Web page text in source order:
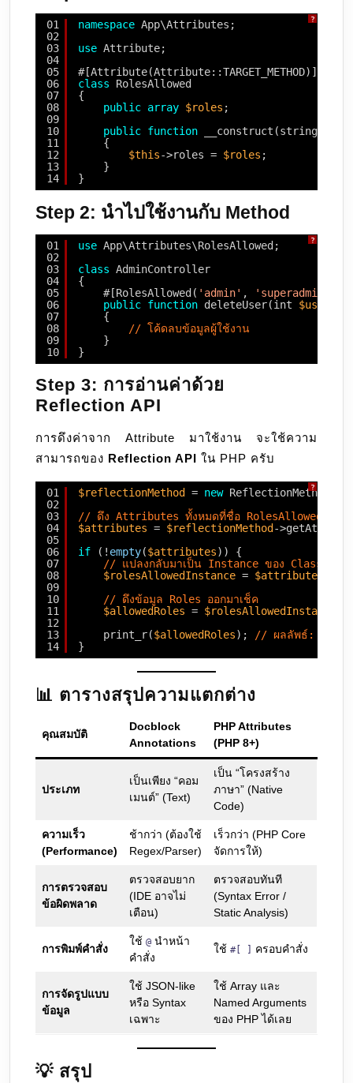
?
01
02
03
04
05
06
07
08
09
10
11
12
13
14
namespace App\Attributes;
use Attribute;
#[Attribute(Attribute::TARGET_METHOD)]
class
RolesAllowed
{
public array $roles ;
public function __construct(string ...
{
$this->roles = $roles ;
}
}
Step 2: นำไปใช้งานกับ Method
?
01
02
03
04
05
06
07
08
09
10
use App\Attributes\RolesAllowed;
class AdminController
{
#[RolesAllowed( 'admin' , 'superadmin'
public function deleteUser(int $userId
{
// โค้ดลบข้อมูลผู้ใช้งาน
}
}
Step 3: การอ่านค่าด้วย
Reflection API
การดึงค่าจาก Attribute มาใช้งาน จะใช้ความ
สามารถของ Reflection API ใน PHP ครับ
?
01
02
03
04
05
06
07
08
09
10
11
12
13
14
$reflectionMethod = new
// ดึง Attributes ทั้งหมดที่ชื่อ RolesAllowed ออก
$attributes = $reflectionMethod -
if
(! empty($attributes)) {
// แปลงกลับมาเป็น Instance ของ Class
$rolesAllowedInstance = $attributes
// ดึงข้อมูล Roles ออกมาเช็ค
$allowedRoles = $rolesAllowedInstance
print_r($allowedRoles); // ผลลัพธ์:
}
📊 ตารางสรุปความแตกต่าง
คุณสมบัติ
Docblock
Annotations
PHP Attributes
(PHP 8+)
ประเภท
เป็นเพียง “คอม
เมนต์” (Text)
เป็น “โครงสร้าง
ภาษา” (Native
Code)
ความเร็ว
(Performance)
ช้ากว่า (ต้องใช้
Regex/Parser)
เร็วกว่า (PHP Core
จัดการให้)
การตรวจสอบ
ข้อผิดพลาด
ตรวจสอบยาก
(IDE อาจไม่
เตือน)
ตรวจสอบทันที
(Syntax Error /
Static Analysis)
การพิมพ์คำสั่ง
ใช้ @ นำหน้า
คำสั่ง
ใช้ #[ ] ครอบคำสั่ง
การจัดรูปแบบ
ข้อมูล
ใช้ JSON-like
หรือ Syntax
เฉพาะ
ใช้ Array และ
Named Arguments
ของ PHP ได้เลย
💡 สรุป